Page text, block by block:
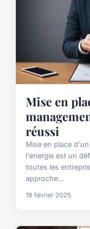
Mise en
réussi
Mise en place
l'énergie est un
toutes les
approche...
19 février 2025